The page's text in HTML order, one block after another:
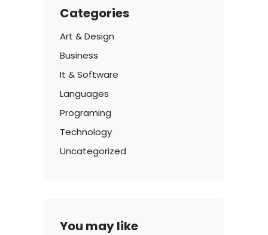
Categories
Art & Design
Business
It & Software
Languages
Programing
Technology
Uncategorized
You may like